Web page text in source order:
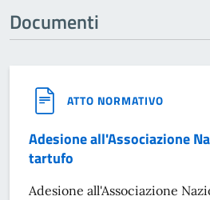
Documenti
ATTO NORMATIVO
Adesione all'Associazione
tartufo
Adesione all'Associazione